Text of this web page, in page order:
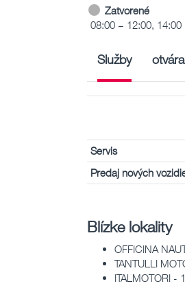
Zatvorené
08:00 – 12:00, 14:00
Služby
Servis
Predaj nových
Blízke lokality
OFFICINA
TANTULLI
ITALMOTORI -